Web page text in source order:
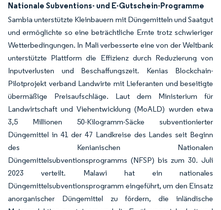
Nationale Subventions- und E-Gutschein-Programme
Sambia unterstützte Kleinbauern mit Düngemitteln und Saatgut
und ermöglichte so eine beträchtliche Ernte trotz schwieriger
Wetterbedingungen. In Mali verbesserte eine von der Weltbank
unterstützte Plattform die Effizienz durch Reduzierung von
Inputverlusten und Beschaffungszeit. Kenias Blockchain-
Pilotprojekt verband Landwirte mit Lieferanten und beseitigte
übermäßige Preisaufschläge. Laut dem Ministerium für
Landwirtschaft und Viehentwicklung (MoALD) wurden etwa
3,5 Millionen 50-Kilogramm-Säcke subventionierter
Düngemittel in 41 der 47 Landkreise des Landes seit Beginn
des Kenianischen Nationalen
Düngemittelsubventionsprogramms (NFSP) bis zum 30. Juli
2023 verteilt. Malawi hat ein nationales
Düngemittelsubventionsprogramm eingeführt, um den Einsatz
anorganischer Düngemittel zu fördern, die inländische